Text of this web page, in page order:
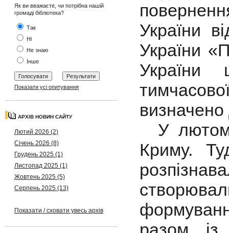
Як ви вважаєте, чи потрібна нашій
громаді бібліотека?
Так
Ні
Не знаю
Інше
Показати усі опитування
АРХІВ НОВИН САЙТУ
Лютий 2026 (2)
Січень 2026 (8)
Грудень 2025 (1)
Листопад 2025 (1)
Жовтень 2025 (5)
Серпень 2025 (13)
Показати / сховати увесь архів
України
України
України
визначено
У
Криму.